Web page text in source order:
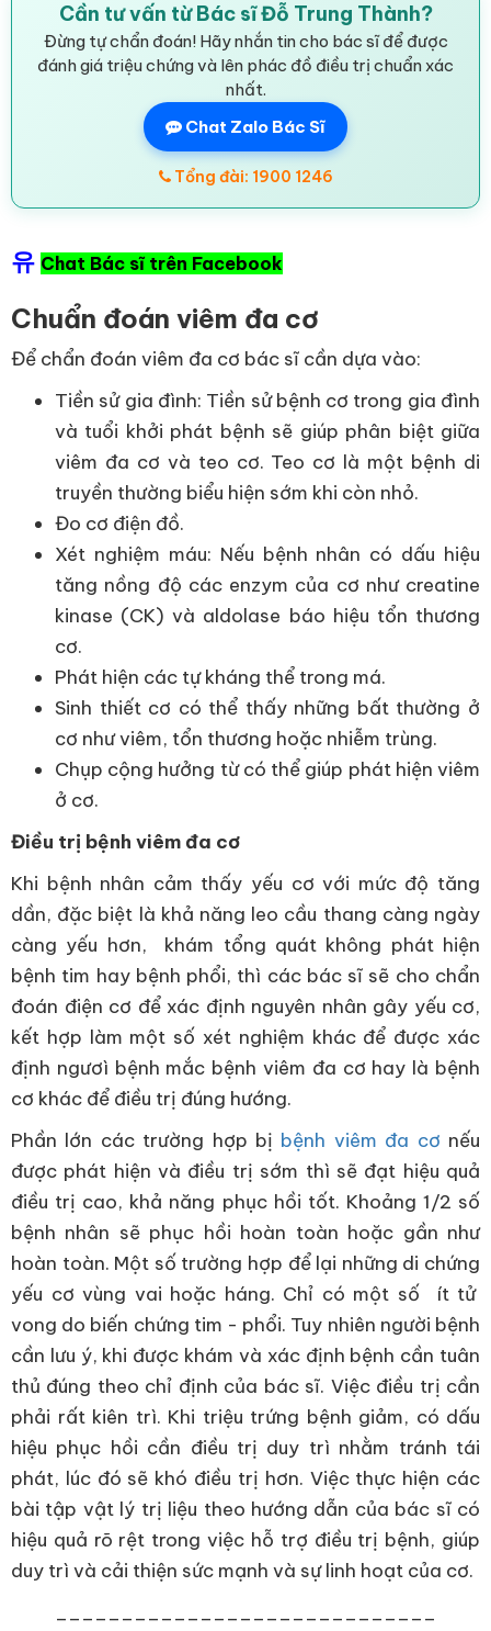
Cần tư vấn từ Bác sĩ Đỗ Trung Thành?
Đừng tự chẩn đoán! Hãy nhắn tin cho bác sĩ để được
đánh giá triệu chứng và lên phác đồ điều trị chuẩn xác
nhất.
Chat Zalo Bác Sĩ
Tổng đài: 1900 1246
유 Chat Bác sĩ trên Facebook
Chuẩn đoán viêm đa cơ
Để chẩn đoán viêm đa cơ bác sĩ cần dựa vào:
Tiền sử gia đình: Tiền sử bệnh cơ trong gia đình
và tuổi khởi phát bệnh sẽ giúp phân biệt giữa
viêm đa cơ và teo cơ. Teo cơ là một bệnh di
truyền thường biểu hiện sớm khi còn nhỏ.
Đo cơ điện đồ.
Xét nghiệm máu: Nếu bệnh nhân có dấu hiệu
tăng nồng độ các enzym của cơ như creatine
kinase (CK) và aldolase báo hiệu tổn thương
cơ.
Phát hiện các tự kháng thể trong má.
Sinh thiết cơ có thể thấy những bất thường ở
cơ như viêm, tổn thương hoặc nhiễm trùng.
Chụp cộng hưởng từ có thể giúp phát hiện viêm
ở cơ.
Điều trị bệnh viêm đa cơ
Khi bệnh nhân cảm thấy yếu cơ với mức độ tăng
dần, đặc biệt là khả năng leo cầu thang càng ngày
càng yếu hơn, khám tổng quát không phát hiện
bệnh tim hay bệnh phổi, thì các bác sĩ sẽ cho chẩn
đoán điện cơ để xác định nguyên nhân gây yếu cơ,
kết hợp làm một số xét nghiệm khác để được xác
định ngươì bệnh mắc bệnh viêm đa cơ hay là bệnh
cơ khác để điều trị đúng hướng.
Phần lớn các trường hợp bị bệnh viêm đa cơ nếu
được phát hiện và điều trị sớm thì sẽ đạt hiệu quả
điều trị cao, khả năng phục hồi tốt. Khoảng 1/2 số
bệnh nhân sẽ phục hồi hoàn toàn hoặc gần như
hoàn toàn. Một số trường hợp để lại những di chứng
yếu cơ vùng vai hoặc háng. Chỉ có một số ít tử
vong do biến chứng tim - phổi. Tuy nhiên người bệnh
cần lưu ý, khi được khám và xác định bệnh cần tuân
thủ đúng theo chỉ định của bác sĩ. Việc điều trị cần
phải rất kiên trì. Khi triệu trứng bệnh giảm, có dấu
hiệu phục hồi cần điều trị duy trì nhằm tránh tái
phát, lúc đó sẽ khó điều trị hơn. Việc thực hiện các
bài tập vật lý trị liệu theo hướng dẫn của bác sĩ có
hiệu quả rõ rệt trong việc hỗ trợ điều trị bệnh, giúp
duy trì và cải thiện sức mạnh và sự linh hoạt của cơ.